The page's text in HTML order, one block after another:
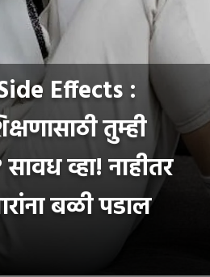
Effects :
तुम्ही
व्हा! नाहीतर
बळी पडाल